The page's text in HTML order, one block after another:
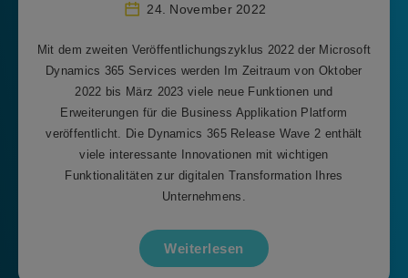
24. November 2022
Mit dem zweiten Veröffentlichungszyklus 2022 der Microsoft
Dynamics 365 Services werden Im Zeitraum von Oktober
2022 bis März 2023 viele neue Funktionen und
Erweiterungen für die Business Applikation Platform
veröffentlicht. Die Dynamics 365 Release Wave 2 enthält
viele interessante Innovationen mit wichtigen
Funktionalitäten zur digitalen Transformation Ihres
Unternehmens.
Weiterlesen